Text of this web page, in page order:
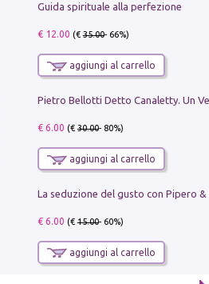
Guida spirituale alla perfezione
€ 12.00 (€35.00- 66%)
aggiungi al carrello
€ 6.00 (€30.00- 80%)
aggiungi al carrello
€ 6.00 (€15.00- 60%)
aggiungi al carrello